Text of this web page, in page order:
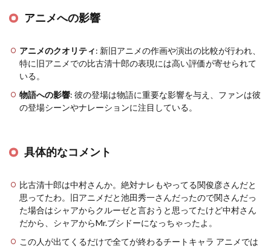
アニメへの影響
アニメのクオリティ: 新旧アニメの作画や演出の比較が行われ、
特に旧アニメでの比古清十郎の表現には高い評価が寄せられて
いる。
物語への影響: 彼の登場は物語に重要な影響を与え、ファンは彼
の登場シーンやナレーションに注目している。
具体的なコメント
比古清十郎は中村さんか。絶対ナレもやってる関俊彦さんだと
思ってたわ。旧アニメだと池田秀一さんだったので関さんだっ
た場合はシャアからクルーゼと言おうと思ってたけど中村さん
だから、シャアからMr.ブシドーになっちゃったよ。
この人が出てくるだけで全てが終わるチートキャラ アニメでは